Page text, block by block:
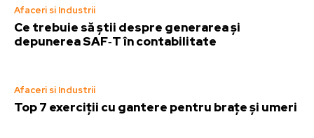
Afaceri si Industrii
Ce trebuie să știi despre generarea și
depunerea SAF‑T în contabilitate
Afaceri si Industrii
Top 7 exerciții cu gantere pentru brațe și umeri